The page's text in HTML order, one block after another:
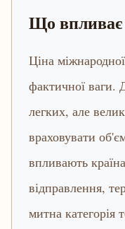
Що впливає
Ціна
фактичної ваги.
легких, але
враховувати
впливають
відправлення,
митна категорія